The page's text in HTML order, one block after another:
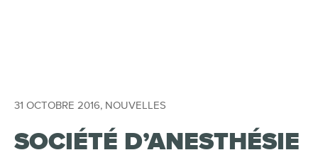
31 OCTOBRE 2016, NOUVELLES
SOCIÉTÉ D’ANESTHÉSIE